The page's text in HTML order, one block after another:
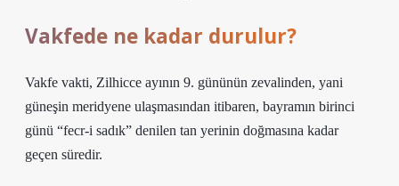
Vakfede ne kadar durulur?
Vakfe vakti, Zilhicce ayının 9. gününün zevalinden, yani
güneşin meridyene ulaşmasından itibaren, bayramın birinci
günü “fecr-i sadık” denilen tan yerinin doğmasına kadar
geçen süredir.